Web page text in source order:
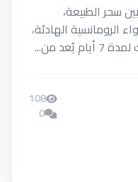
سحر الطبيعة،
الرومانسية الهادئة،
من...
108
0